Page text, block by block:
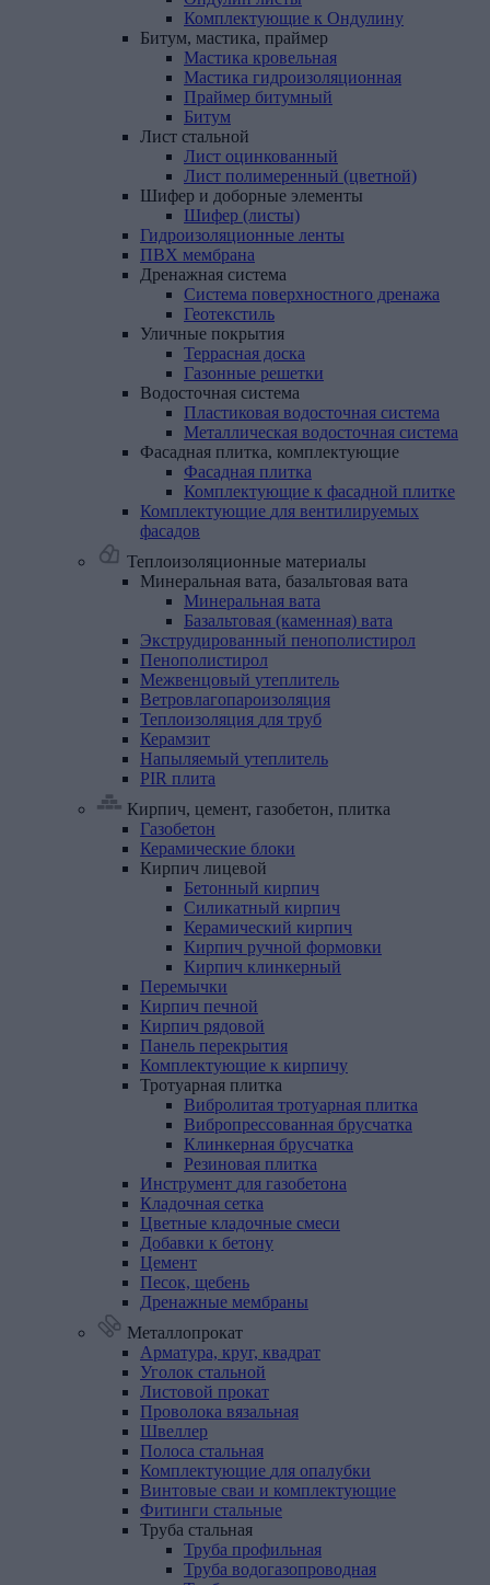
Комплектующие к Ондулину
Битум, мастика, праймер
Мастика кровельная
Мастика гидроизоляционная
Праймер битумный
Битум
Лист стальной
Лист оцинкованный
Лист полимеренный (цветной)
Шифер и доборные элементы
Шифер (листы)
Гидроизоляционные ленты
ПВХ мембрана
Дренажная система
Система поверхностного дренажа
Геотекстиль
Уличные покрытия
Террасная доска
Газонные решетки
Водосточная система
Пластиковая водосточная система
Металлическая водосточная система
Фасадная плитка, комплектующие
Фасадная плитка
Комплектующие к фасадной плитке
Комплектующие для вентилируемых
фасадов
Теплоизоляционные материалы
Минеральная вата, базальтовая вата
Минеральная вата
Базальтовая (каменная) вата
Экструдированный пенополистирол
Пенополистирол
Межвенцовый утеплитель
Ветровлагопароизоляция
Теплоизоляция для труб
Керамзит
Напыляемый утеплитель
PIR плита
Кирпич, цемент, газобетон, плитка
Газобетон
Керамические блоки
Кирпич лицевой
Бетонный кирпич
Силикатный кирпич
Керамический кирпич
Кирпич ручной формовки
Кирпич клинкерный
Перемычки
Кирпич печной
Кирпич рядовой
Панель перекрытия
Комплектующие к кирпичу
Тротуарная плитка
Вибролитая тротуарная плитка
Вибропрессованная брусчатка
Клинкерная брусчатка
Резиновая плитка
Инструмент для газобетона
Кладочная сетка
Цветные кладочные смеси
Добавки к бетону
Цемент
Песок, щебень
Дренажные мембраны
Металлопрокат
Арматура, круг, квадрат
Уголок стальной
Листовой прокат
Проволока вязальная
Швеллер
Полоса стальная
Комплектующие для опалубки
Винтовые сваи и комплектующие
Фитинги стальные
Труба стальная
Труба профильная
Труба водогазопроводная